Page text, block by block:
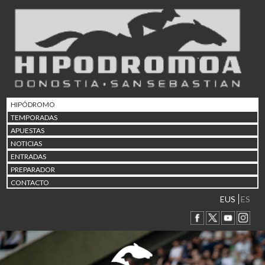
HIPÓDROMO
TEMPORADAS
APUESTAS
NOTICIAS
ENTRADAS
PREPARADOR
CONTACTO
EUS ES
02/08 17:30 Abuztuaren 2a / 2 de
Abuztuaren 9a / 9 de
12/08 12:08 Abuztaren 12a / 12 de
15/08 17:05 Abuztuaren 15a / 15 de
23/08 17:30 Abuztuaren 23a / 23 de
30/08 17:30 Abuztuaren 30a / 30 de
02/09 11:15
06/09 17:30 Irailaren 6a / 6 de
Irailaren 13a / 13 de
30/09 11:30 Irailaren 30a / 30 de